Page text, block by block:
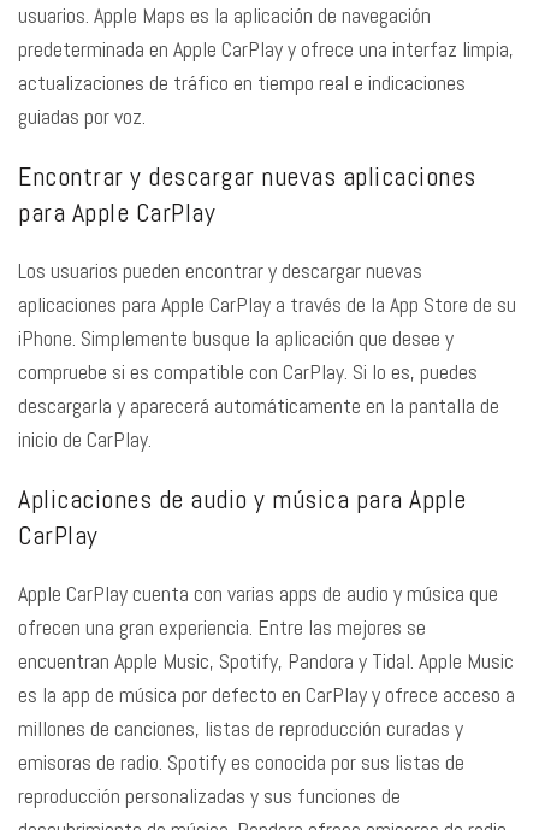
usuarios. Apple Maps es la aplicación de navegación
predeterminada en Apple CarPlay y ofrece una interfaz limpia,
actualizaciones de tráfico en tiempo real e indicaciones
guiadas por voz.
Encontrar y descargar nuevas aplicaciones
para Apple CarPlay
Los usuarios pueden encontrar y descargar nuevas
aplicaciones para Apple CarPlay a través de la App Store de su
iPhone. Simplemente busque la aplicación que desee y
compruebe si es compatible con CarPlay. Si lo es, puedes
descargarla y aparecerá automáticamente en la pantalla de
inicio de CarPlay.
Aplicaciones de audio y música para Apple
CarPlay
Apple CarPlay cuenta con varias apps de audio y música que
ofrecen una gran experiencia. Entre las mejores se
encuentran Apple Music, Spotify, Pandora y Tidal. Apple Music
es la app de música por defecto en CarPlay y ofrece acceso a
millones de canciones, listas de reproducción curadas y
emisoras de radio. Spotify es conocida por sus listas de
reproducción personalizadas y sus funciones de